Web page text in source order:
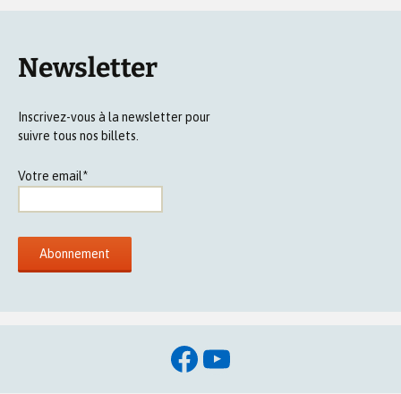
Newsletter
Inscrivez-vous à la newsletter pour
suivre tous nos billets.
Votre email*
Facebook
YouTube